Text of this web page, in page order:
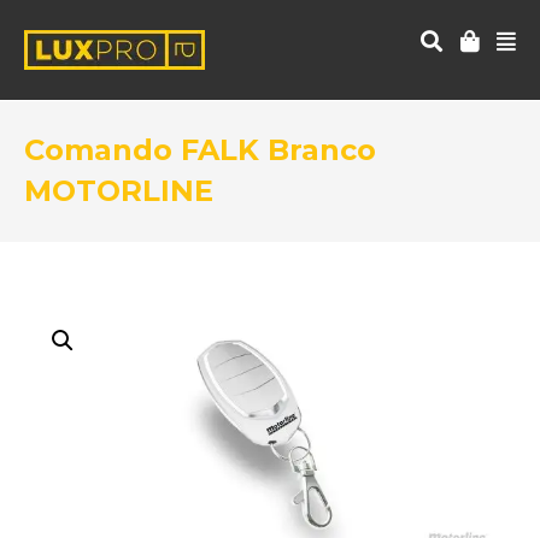
Comando FALK Branco
MOTORLINE